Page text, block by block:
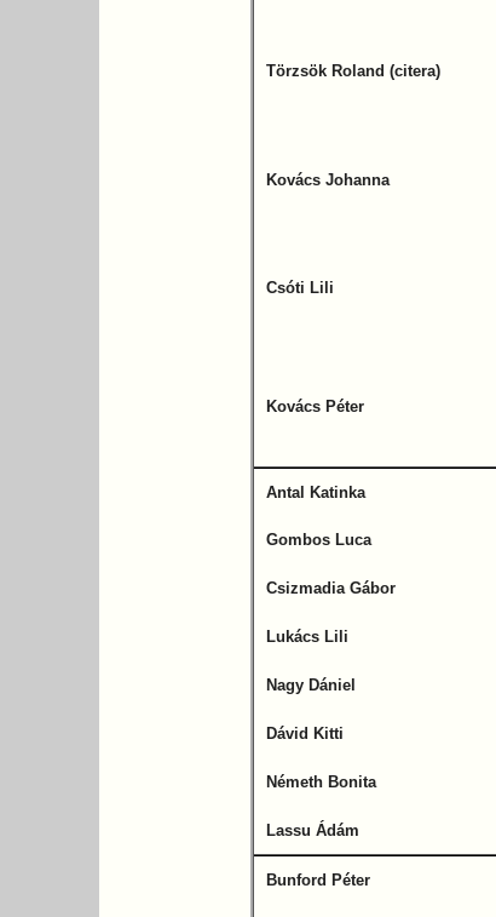
Törzsök Roland (citera)
Kovács Johanna
Csóti Lili
Kovács Péter
Antal Katinka
Gombos Luca
Csizmadia Gábor
Lukács Lili
Nagy Dániel
Dávid Kitti
Németh Bonita
Lassu Ádám
Bunford Péter